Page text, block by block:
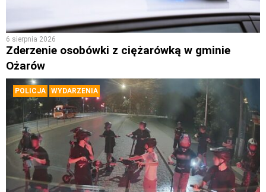
6 sierpnia 2026
Zderzenie osobówki z ciężarówką w gminie
Ożarów
POLICJA WYDARZENIA